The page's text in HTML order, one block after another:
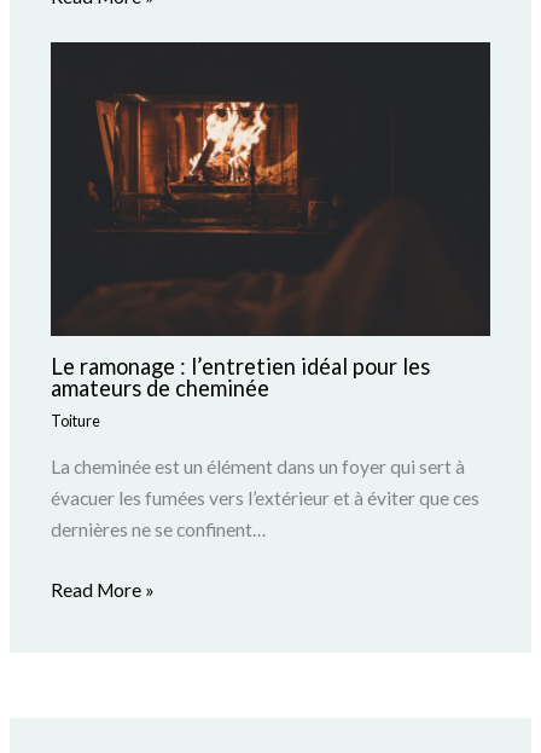
Le ramonage : l’entretien idéal pour les
amateurs de cheminée
Toiture
La cheminée est un élément dans un foyer qui sert à
évacuer les fumées vers l’extérieur et à éviter que ces
dernières ne se confinent…
Read More »